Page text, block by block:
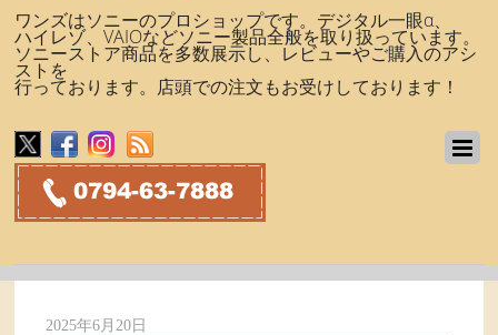
ワンズはソニーのプロショップです。デジタル一眼α、
ハイレゾ、VAIOなどソニー製品全般を取り扱っています。
ソニーストア商品を多数展示し、レビューやご購入のアシ
ストを
行っております。店頭での注文もお受けしております！
2025年6月20日